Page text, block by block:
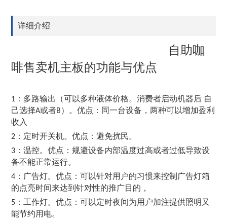
详细介绍
自助咖
啡售卖机主板的功能与优点
1：多路输出（可以多种液体价格。消费者启动机器后 自
己选择A或者B）。优点：同一台设备，两种可以增加盈利
收入
2：定时开关机。优点：避免扰民。
3：温控。优点：规避设备内部温度过高或者过低导致设
备不能正常运行。
4：广告灯。优点：可以针对用户的习惯来控制广告灯箱
的点亮时间来达到针对性的推广目的，
5：工作灯。优点：可以定时夜间为用户加注提供照明又
能节约用电。